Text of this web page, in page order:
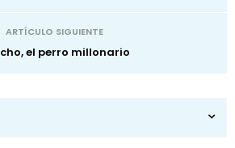
ARTÍCULO SIGUIENTE
el perro millonario